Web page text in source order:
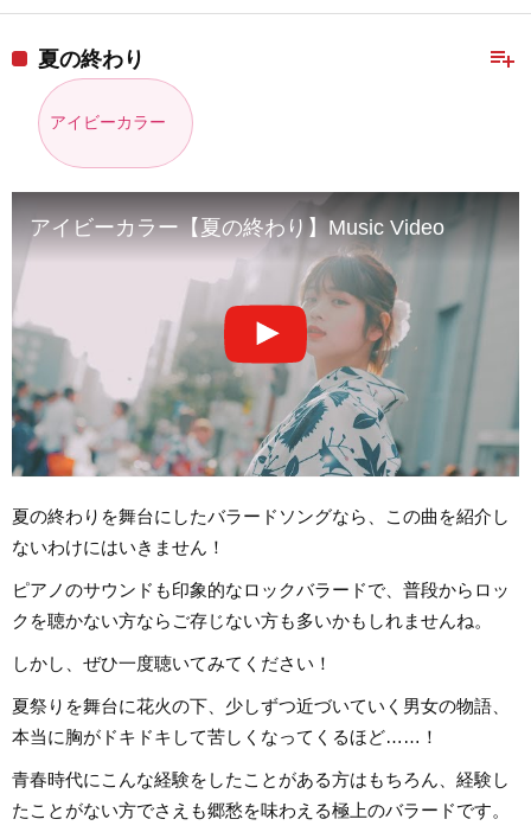
playlist_add
夏の終わり
アイビーカラー
アイビーカラー【夏の終わり】Music Video
夏の終わりを舞台にしたバラードソングなら、この曲を紹介し
ないわけにはいきません！
ピアノのサウンドも印象的なロックバラードで、普段からロッ
クを聴かない方ならご存じない方も多いかもしれませんね。
しかし、ぜひ一度聴いてみてください！
夏祭りを舞台に花火の下、少しずつ近づいていく男女の物語、
本当に胸がドキドキして苦しくなってくるほど……！
青春時代にこんな経験をしたことがある方はもちろん、経験し
たことがない方でさえも郷愁を味わえる極上のバラードです。